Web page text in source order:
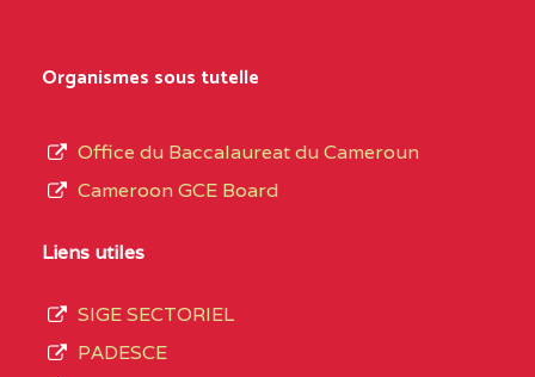
Organismes sous tutelle
Office du Baccalaureat du Cameroun
Cameroon GCE Board
Liens utiles
SIGE SECTORIEL
PADESCE